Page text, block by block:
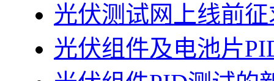
光伏测试网上线前
光伏组件及电池片